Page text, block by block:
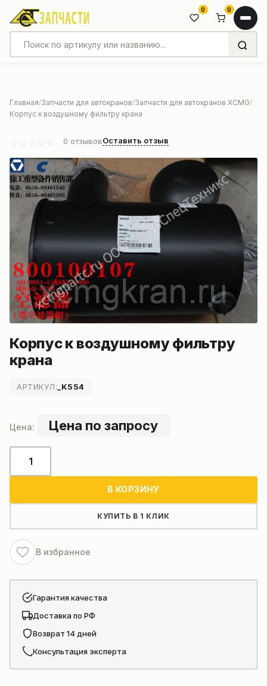
0 0
Главная Запчасти для автокранов Запчасти для автокранов XCMG
Корпус к воздушному фильтру крана
0 отзывовОставить отзыв
Корпус к воздушному фильтру
крана
АРТИКУЛ: _K554
Цена по запросу
товара
фильтру
крана
В КОРЗИНУ
КУПИТЬ В 1 КЛИК
В избранное
Гарантия качества
Доставка по РФ
Возврат 14 дней
Консультация эксперта